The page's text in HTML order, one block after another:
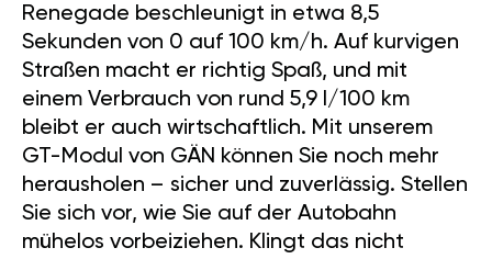
Renegade beschleunigt in etwa 8,5
Sekunden von 0 auf 100 km/h. Auf kurvigen
Straßen macht er richtig Spaß, und mit
einem Verbrauch von rund 5,9 l/100 km
bleibt er auch wirtschaftlich. Mit unserem
GT-Modul von GÄN können Sie noch mehr
herausholen – sicher und zuverlässig. Stellen
Sie sich vor, wie Sie auf der Autobahn
mühelos vorbeiziehen. Klingt das nicht